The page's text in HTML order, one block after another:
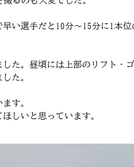
い選手だと10分～15分に1本
た。昼頃には上部のリフト・
た。
す。
しいと思っています。